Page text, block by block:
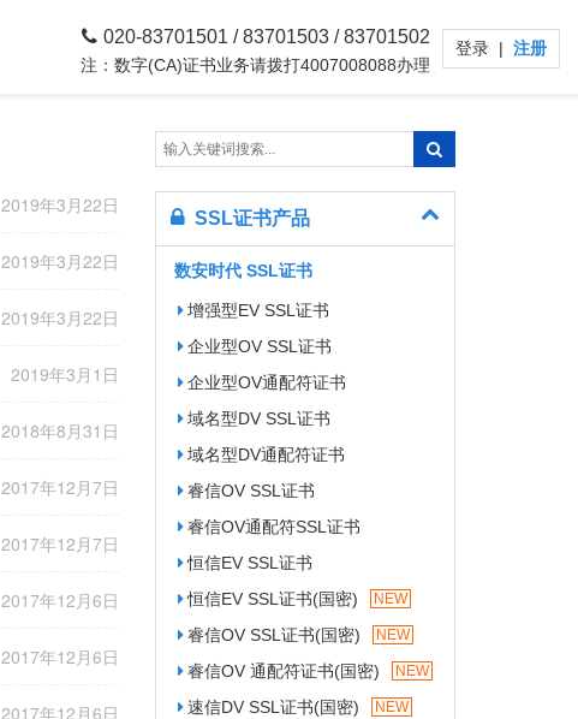
020-83701501 / 83701503 / 83701502
注：数字(CA)证书业务请拨打4007008088办理
登录 | 注册
2019年3月22日
2019年3月22日
2019年3月22日
2019年3月1日
2018年8月31日
2017年12月7日
2017年12月7日
2017年12月6日
2017年12月6日
2017年12月6日
SSL证书产品
数安时代 SSL证书
增强型EV SSL证书
企业型OV SSL证书
企业型OV通配符证书
域名型DV SSL证书
域名型DV通配符证书
睿信OV SSL证书
睿信OV通配符SSL证书
恒信EV SSL证书
恒信EV SSL证书(国密)
NEW
睿信OV SSL证书(国密) NEW
睿信OV 通配符证书(国密) NEW
速信DV SSL证书(国密) NEW